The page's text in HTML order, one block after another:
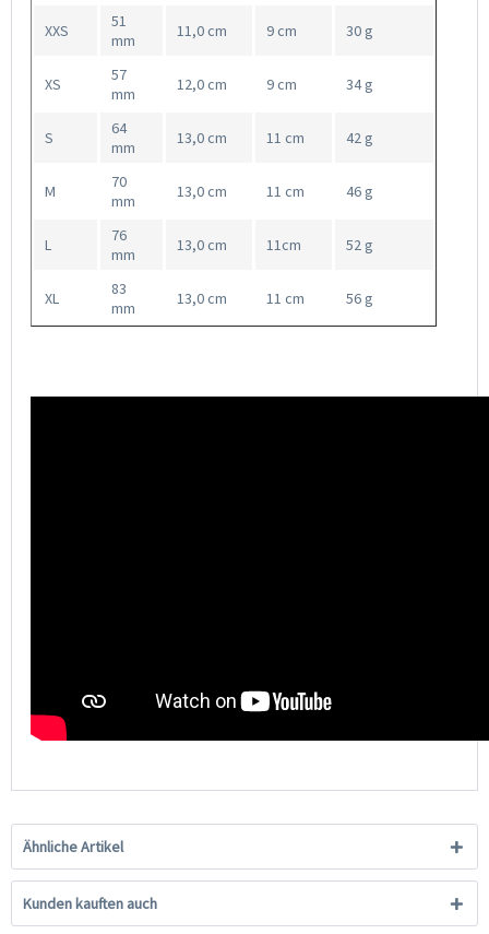
XXS
51
mm
11,0 cm 9 cm 30 g
XS
57
mm
12,0 cm 9 cm 34 g
S
64
mm
13,0 cm 11 cm 42 g
M
70
mm
13,0 cm 11 cm 46 g
L
76
mm
13,0 cm 11cm 52 g
XL
83
mm
13,0 cm 11 cm 56 g
Ähnliche Artikel
Kunden kauften auch